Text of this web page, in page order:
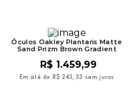
Óculos Oakley Plantaris Matte
Sand Prizm Brown Gradient
R$ 1.459,99
Em até 6x R$ 243, 33 sem juros